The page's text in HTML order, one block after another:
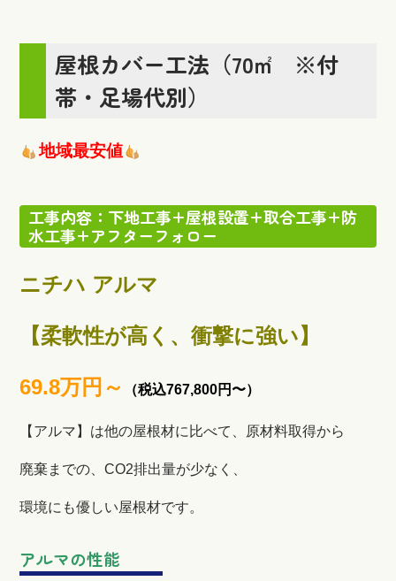
屋根カバー工法（70㎡ ※付
帯・足場代別）
地域最安値
工事内容：下地工事+屋根設置+取合工事+防
水工事+アフターフォロー
ニチハ アルマ
【柔軟性が高く、衝撃に強い】
69.8万円～ （税込767,800円〜）
【アルマ】は他の屋根材に比べて、原材料取得から
廃棄までの、CO2排出量が少なく、
環境にも優しい屋根材です。
アルマの性能